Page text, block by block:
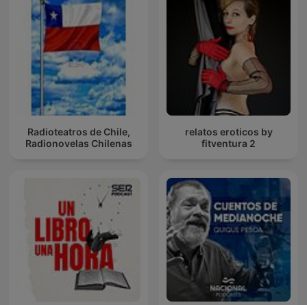
Radioteatros de Chile,
Radionovelas Chilenas
relatos eroticos by
fitventura 2